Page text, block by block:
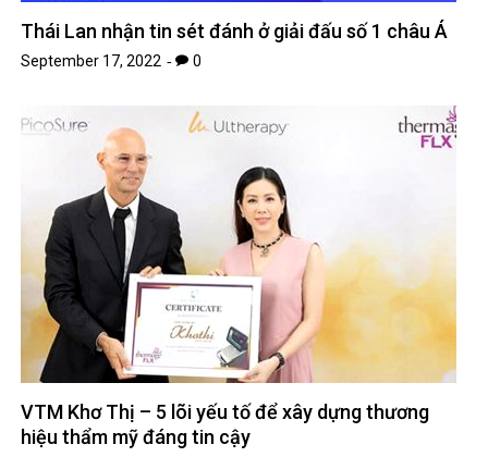
Thái Lan nhận tin sét đánh ở giải đấu số 1 châu Á
September 17, 2022 0
VTM Khơ Thị – 5 lõi yếu tố để xây dựng thương
hiệu thẩm mỹ đáng tin cậy